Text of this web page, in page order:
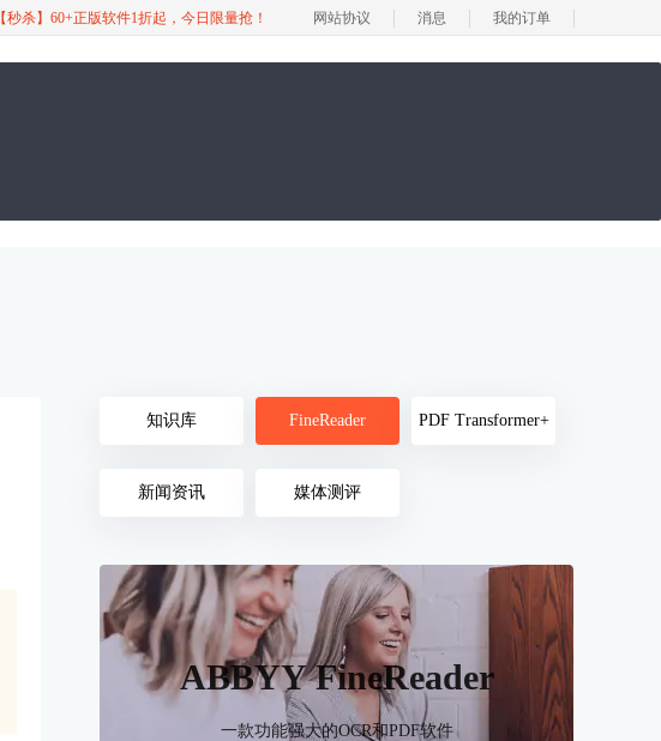
【秒杀】60+正版软件1折起，今日限量抢！ 网站协议 消息 我的订单
知识库 FineReader PDF Transformer+
新闻资讯 媒体测评
ABBYY FineReader
一款功能强大的OCR和PDF软件